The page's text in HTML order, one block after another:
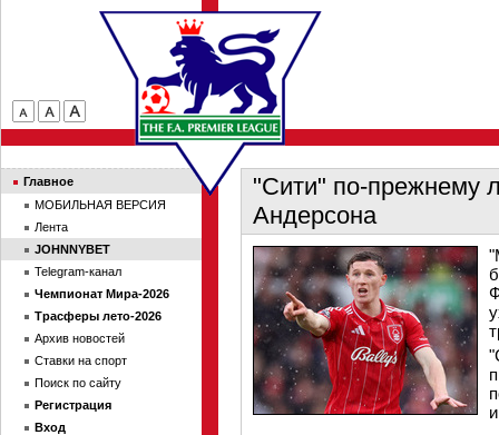
"Сити" по-прежнему
Андерсона
Главное
МОБИЛЬНАЯ ВЕРСИЯ
Лента
JOHNNYBET
Telegram-канал
Чемпионат Мира-2026
Трасферы лето-2026
Архив новостей
Ставки на спорт
Поиск по сайту
Регистрация
Вход